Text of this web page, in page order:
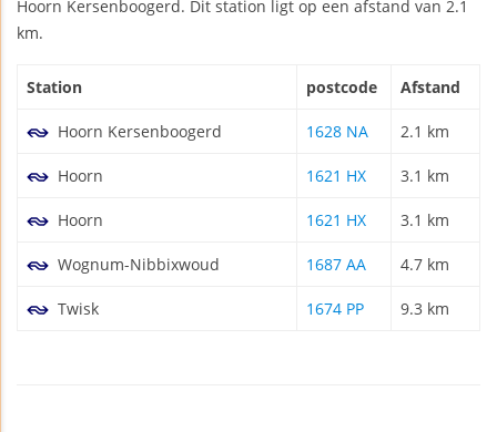
Hoorn Kersenboogerd. Dit station ligt op een afstand van 2.1
km.
Station postcode Afstand
Hoorn Kersenboogerd 1628 NA 2.1 km
Hoorn 1621 HX 3.1 km
Hoorn 1621 HX 3.1 km
Wognum-Nibbixwoud 1687 AA 4.7 km
Twisk 1674 PP 9.3 km